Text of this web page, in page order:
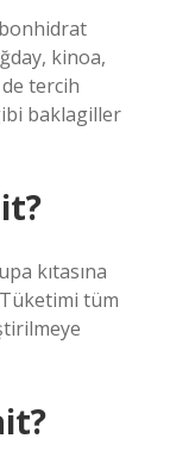
kinoa,
tercih
baklagiller
kıtasına
Tüketimi tüm